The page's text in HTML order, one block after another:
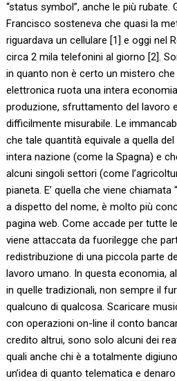
“status symbol”, anche le più rubate.
Francisco sosteneva che quasi la
riguardava un cellulare [1] e oggi nel
circa 2 mila telefonini al giorno [2].
in quanto non è certo un mistero
elettronica ruota una intera
produzione, sfruttamento del lavoro
difficilmente misurabile. Le
che tale quantità equivale a quella
intera nazione (come la Spagna) e
alcuni singoli settori (come
pianeta. E’ quella che viene
a dispetto del nome, è molto più
pagina web. Come accade per tutte
viene attaccata da fuorilegge che
redistribuzione di una piccola parte
lavoro umano. In questa economia,
in quelle tradizionali, non sempre il
qualcuno di qualcosa. Scaricare
con operazioni on-line il conto
credito altrui, sono solo alcuni dei
quali anche chi è a totalmente
un’idea di quanto telematica e